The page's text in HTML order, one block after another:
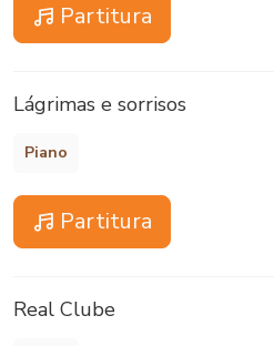
Partitura
Lágrimas e sorrisos
Piano
Partitura
Real Clube